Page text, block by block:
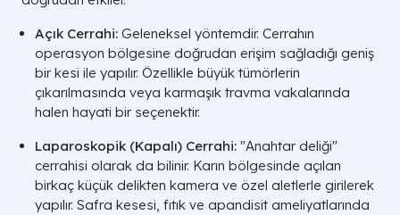
Açık Cerrahi: Geleneksel yöntemdir. Cerrahın
operasyon bölgesine doğrudan erişim sağladığı geniş
bir kesi ile yapılır. Özellikle büyük tümörlerin
çıkarılmasında veya karmaşık travma vakalarında
halen hayati bir seçenektir.
Laparoskopik (Kapalı) Cerrahi: "Anahtar deliği"
cerrahisi olarak da bilinir. Karın bölgesinde açılan
birkaç küçük delikten kamera ve özel aletlerle girilerek
yapılır. Safra kesesi, fıtık ve apandisit ameliyatlarında